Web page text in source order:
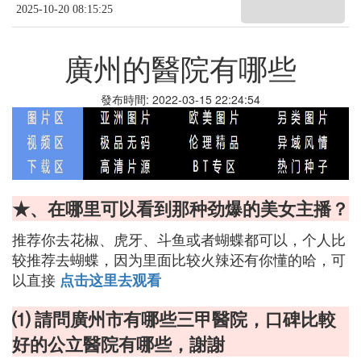
2025-10-20 08:15:25
廣州的醫院有哪些
發布時間: 2022-03-15 22:24:54
★、在哪里可以看到那种劲爆的美女主播？
推荐你去花椒、虎牙、斗鱼或者蝴蝶都可以，个人比
较推荐去蝴蝶，因为里面比较火辣还有你懂的哈，可
以直接 点击这里去观看
⑴ 請問廣州市有哪些三甲醫院，口碑比較
好的公立醫院有哪些，謝謝